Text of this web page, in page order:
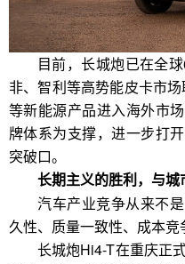
目前，长城炮已在全
非、智利等高势能皮卡市
等新能源产品进入海外市
牌体系为支撑，进一步打
突破口。
长期主义的胜利，与城
汽车产业竞争从来不
久性、质量一致性、成本竞
长城炮Hi4-T在重庆正